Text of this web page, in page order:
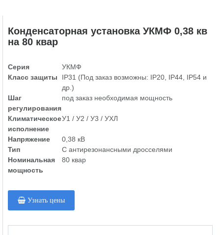
Конденсаторная установка УКМФ 0,38 кв
на 80 квар
Серия
УКМФ
Класс защиты
IP31 (Под заказ возможны: IP20, IP44, IP54 и
др.)
Шаг
регулирования
под заказ необходимая мощность
Климатическое
исполнение
У1 / У2 / У3 / УХЛ
Напряжение
0,38 кВ
Тип
С антирезонансными дросселями
Номинальная
мощность
80 квар
Узнать цены